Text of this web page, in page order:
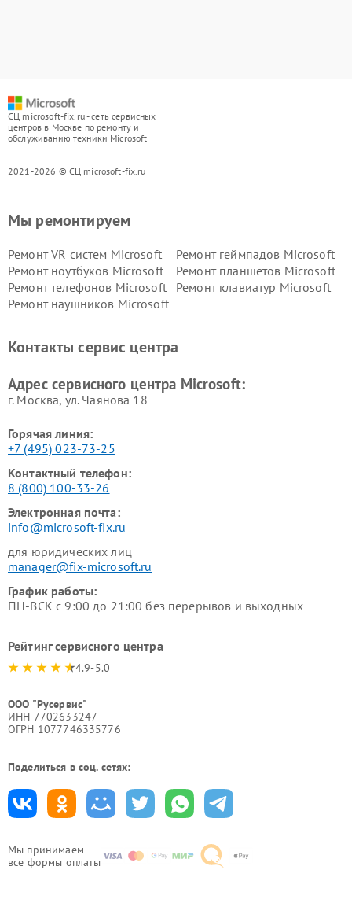
СЦ microsoft-fix.ru - сеть сервисных
центров в Москве по ремонту и
обслуживанию техники Microsoft
2021-2026 © СЦ microsoft-fix.ru
Мы принимаем
все формы оплаты
Мы ремонтируем
Ремонт VR систем Microsoft
Ремонт геймпадов Microsoft
Ремонт ноутбуков Microsoft
Ремонт планшетов Microsoft
Ремонт телефонов Microsoft
Ремонт клавиатур Microsoft
Ремонт наушников Microsoft
Контакты сервис центра
Адрес сервисного центра Microsoft:
г. Москва, ул. Чаянова 18
Горячая линия:
+7 (495) 023-73-25
Контактный телефон:
8 (800) 100-33-26
Электронная почта:
info@microsoft-fix.ru
для юридических лиц
manager@fix-microsoft.ru
График работы:
ПН-ВСК с 9:00 до 21:00 без перерывов и выходных
Рейтинг сервисного центра
4.9-5.0
ООО "Русервис"
ИНН 7702633247
ОГРН 1077746335776
Поделиться в соц. сетях: